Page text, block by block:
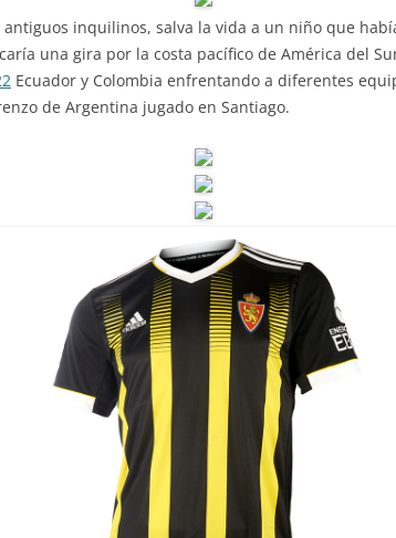
inquilinos, salva la vida a un niño que
una gira por la costa pacífico de América del
Ecuador y Colombia enfrentando a diferentes
de Argentina jugado en Santiago.